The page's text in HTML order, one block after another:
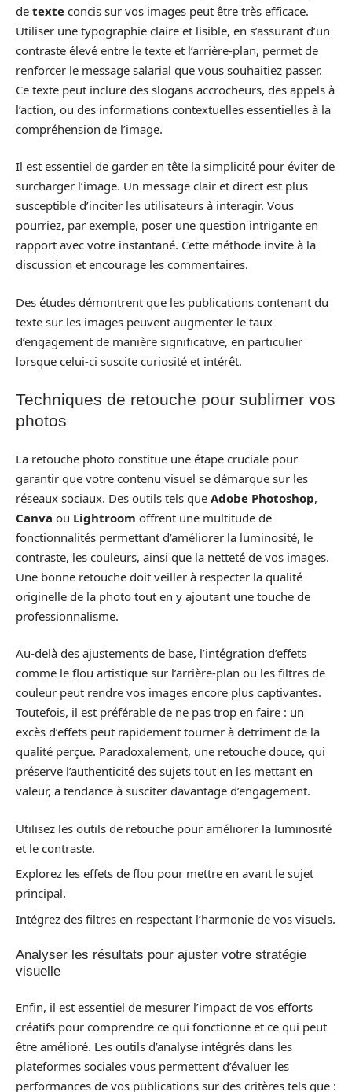
de texte concis sur vos images peut être très efficace.
Utiliser une typographie claire et lisible, en s’assurant d’un
contraste élevé entre le texte et l’arrière-plan, permet de
renforcer le message salarial que vous souhaitiez passer.
Ce texte peut inclure des slogans accrocheurs, des appels à
l’action, ou des informations contextuelles essentielles à la
compréhension de l’image.
Il est essentiel de garder en tête la simplicité pour éviter de
surcharger l’image. Un message clair et direct est plus
susceptible d’inciter les utilisateurs à interagir. Vous
pourriez, par exemple, poser une question intrigante en
rapport avec votre instantané. Cette méthode invite à la
discussion et encourage les commentaires.
Des études démontrent que les publications contenant du
texte sur les images peuvent augmenter le taux
d’engagement de manière significative, en particulier
lorsque celui-ci suscite curiosité et intérêt.
Techniques de retouche pour sublimer vos
photos
La retouche photo constitue une étape cruciale pour
garantir que votre contenu visuel se démarque sur les
réseaux sociaux. Des outils tels que Adobe Photoshop,
Canva ou Lightroom offrent une multitude de
fonctionnalités permettant d’améliorer la luminosité, le
contraste, les couleurs, ainsi que la netteté de vos images.
Une bonne retouche doit veiller à respecter la qualité
originelle de la photo tout en y ajoutant une touche de
professionnalisme.
Au-delà des ajustements de base, l’intégration d’effets
comme le flou artistique sur l’arrière-plan ou les filtres de
couleur peut rendre vos images encore plus captivantes.
Toutefois, il est préférable de ne pas trop en faire : un
excès d’effets peut rapidement tourner à detriment de la
qualité perçue. Paradoxalement, une retouche douce, qui
préserve l’authenticité des sujets tout en les mettant en
valeur, a tendance à susciter davantage d’engagement.
Utilisez les outils de retouche pour améliorer la luminosité
et le contraste.
Explorez les effets de flou pour mettre en avant le sujet
principal.
Intégrez des filtres en respectant l’harmonie de vos visuels.
Analyser les résultats pour ajuster votre stratégie
visuelle
Enfin, il est essentiel de mesurer l’impact de vos efforts
créatifs pour comprendre ce qui fonctionne et ce qui peut
être amélioré. Les outils d’analyse intégrés dans les
plateformes sociales vous permettent d’évaluer les
performances de vos publications sur des critères tels que :